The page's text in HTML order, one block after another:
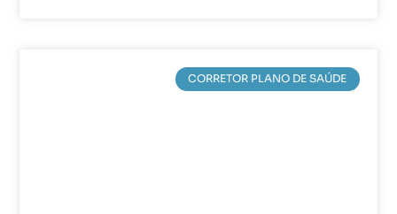
CORRETOR PLANO DE SAÚDE